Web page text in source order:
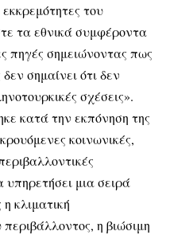
του
τα εθνικά συμφέροντα
πηγές σημειώνοντας πως
σημαίνει ότι δεν
σχέσεις».
κατά την εκπόνηση της
κοινωνικές,
μια σειρά
κλιματική
η βιώσιμη